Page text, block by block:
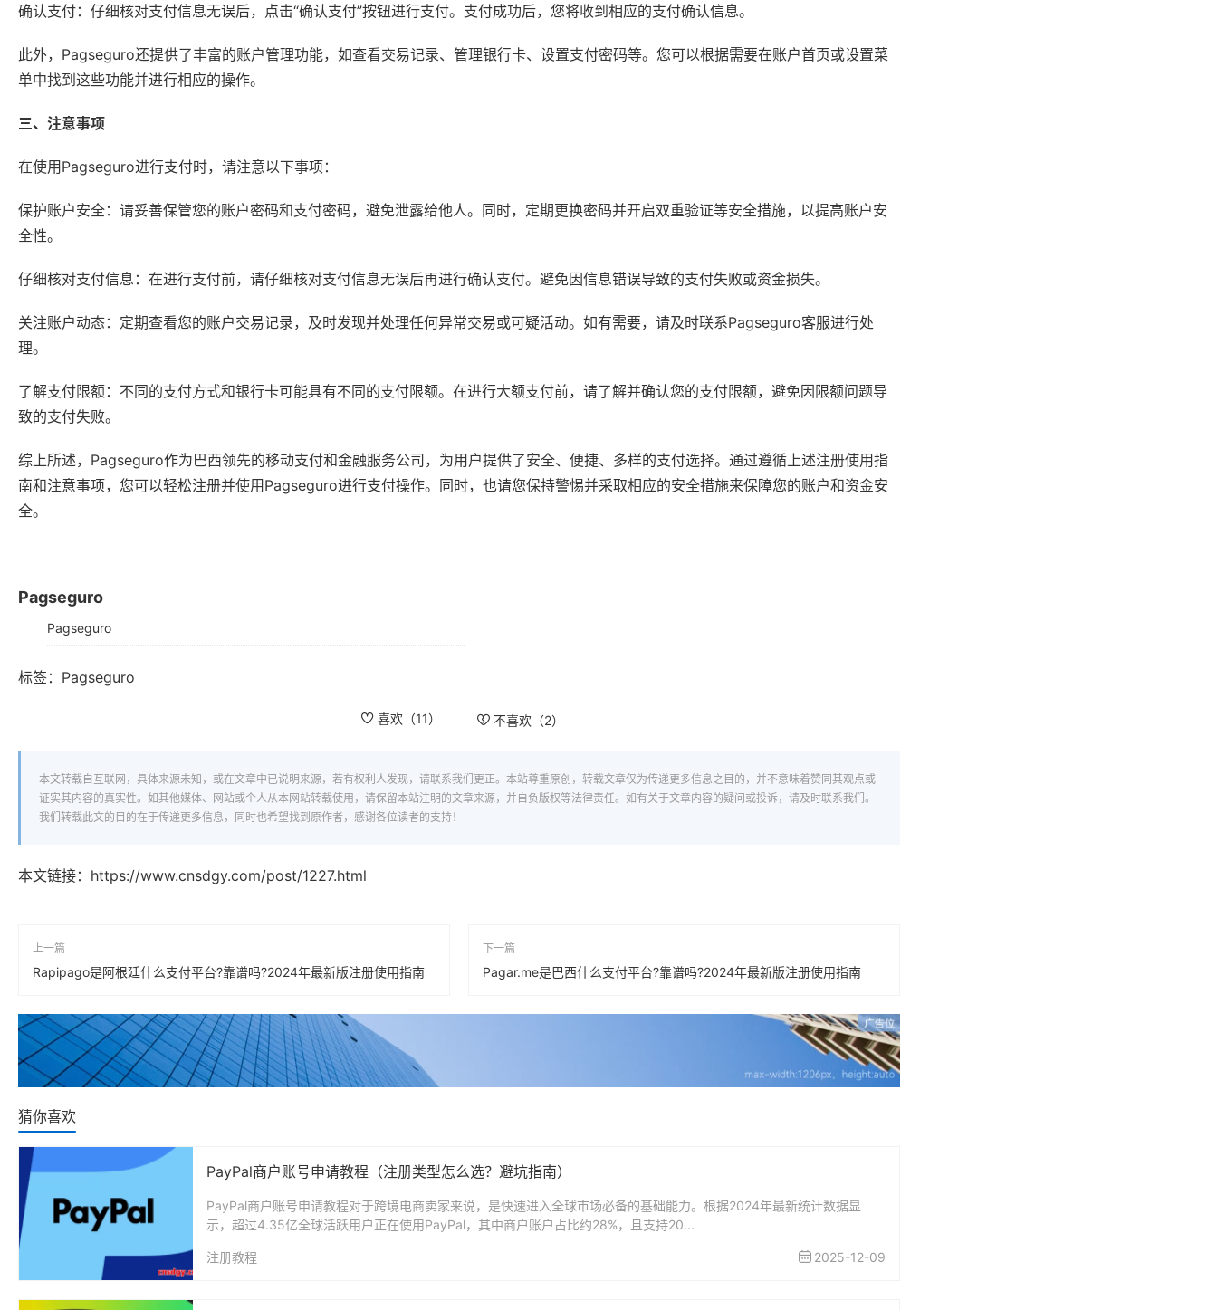
确认支付：仔细核对支付信息无误后，点击“确认支付”按钮进行支付。支付成功后，您将收到相应的支付确认信息。
此外，Pagseguro还提供了丰富的账户管理功能，如查看交易记录、管理银行卡、设置支付密码等。您可以根据需要在账户首页或设置菜
单中找到这些功能并进行相应的操作。
三、注意事项
在使用Pagseguro进行支付时，请注意以下事项：
保护账户安全：请妥善保管您的账户密码和支付密码，避免泄露给他人。同时，定期更换密码并开启双重验证等安全措施，以提高账户安
全性。
仔细核对支付信息：在进行支付前，请仔细核对支付信息无误后再进行确认支付。避免因信息错误导致的支付失败或资金损失。
关注账户动态：定期查看您的账户交易记录，及时发现并处理任何异常交易或可疑活动。如有需要，请及时联系Pagseguro客服进行处
理。
了解支付限额：不同的支付方式和银行卡可能具有不同的支付限额。在进行大额支付前，请了解并确认您的支付限额，避免因限额问题导
致的支付失败。
综上所述，Pagseguro作为巴西领先的移动支付和金融服务公司，为用户提供了安全、便捷、多样的支付选择。通过遵循上述注册使用指
南和注意事项，您可以轻松注册并使用Pagseguro进行支付操作。同时，也请您保持警惕并采取相应的安全措施来保障您的账户和资金安
全。
Pagseguro
Pagseguro
标签： Pagseguro
喜欢（11） 不喜欢（2）
本文转载自互联网，具体来源未知，或在文章中已说明来源，若有权利人发现，请联系我们更正。本站尊重原创，转载文章仅为传递更多信息之目的，并不意味着赞同其观点或
证实其内容的真实性。如其他媒体、网站或个人从本网站转载使用，请保留本站注明的文章来源，并自负版权等法律责任。如有关于文章内容的疑问或投诉，请及时联系我们。
我们转载此文的目的在于传递更多信息，同时也希望找到原作者，感谢各位读者的支持！
本文链接： https://www.cnsdgy.com/post/1227.html
上一篇
Rapipago是阿根廷什么支付平台?靠谱吗?2024年最新版注册使用指南
下一篇
Pagar.me是巴西什么支付平台?靠谱吗?2024年最新版注册使用指南
猜你喜欢
PayPal商户账号申请教程（注册类型怎么选？避坑指南）
PayPal商户账号申请教程对于跨境电商卖家来说，是快速进入全球市场必备的基础能力。根据2024年最新统计数据显
示，超过4.35亿全球活跃用户正在使用PayPal，其中商户账户占比约28%，且支持20...
注册教程 2025-12-09